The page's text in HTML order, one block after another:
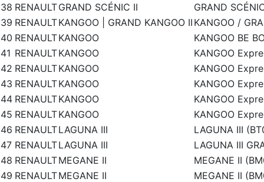
38 RENAULTGRAND SCÉNIC II
GRAND
39 RENAULTKANGOO | GRAND KANGOO II KANGOO /
40 RENAULTKANGOO
KANGOO BE
41 RENAULTKANGOO
KANGOO
42 RENAULTKANGOO
KANGOO
43 RENAULTKANGOO
KANGOO
44 RENAULTKANGOO
KANGOO
45 RENAULTKANGOO
KANGOO
46 RENAULTLAGUNA III
LAGUNA III
47 RENAULTLAGUNA III
LAGUNA III
48 RENAULTMEGANE II
MEGANE II
49 RENAULTMEGANE II
MEGANE II